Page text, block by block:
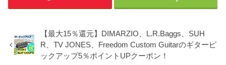
【最大15％還元】DIMARZIO、L.R.Baggs、SUH
R、TV JONES、Freedom Custom Guitarのギターピ
ックアップ5％ポイントUPクーポン！